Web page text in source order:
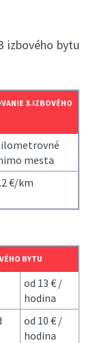
izbového bytu
3.IZBOVÉHO
mesta
€/km
BYTU
od 13 € /
hodina
od 10 € /
hodina